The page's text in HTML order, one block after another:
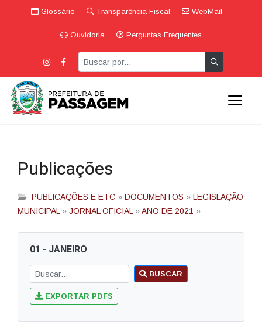
Glossário Transparência Fiscal WebMail
Ouvidoria Perguntas Frequentes
Publicações
PUBLICAÇÕES E ETC » DOCUMENTOS » LEGISLAÇÃO
MUNICIPAL » JORNAL OFICIAL »ANO DE 2021 »
01 - JANEIRO
BUSCAR
EXPORTAR PDFS